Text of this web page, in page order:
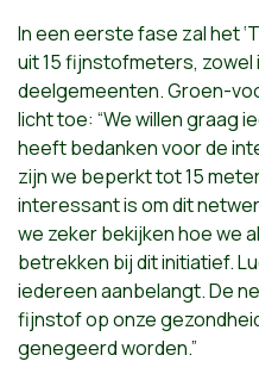
In een eerste fase zal het
uit 15 fijnstofmeters, zowel
deelgemeenten. Groen-
licht toe: “We willen graag
heeft bedanken voor de
zijn we beperkt tot 15
interessant is om dit
we zeker bekijken hoe we
betrekken bij dit initiatief.
iedereen aanbelangt. De
fijnstof op onze
genegeerd worden.”